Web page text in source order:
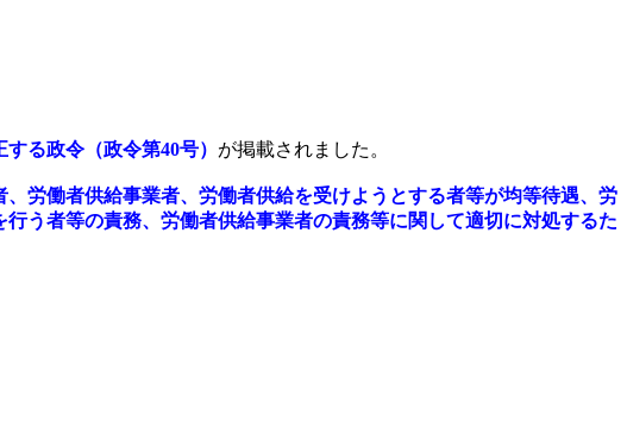
る政令（政令第40号） が掲載されました。
労働者供給事業者、労働者供給を受けようとする者等が均等待遇、労
う者等の責務、労働者供給事業者の責務等に関して適切に対処するた